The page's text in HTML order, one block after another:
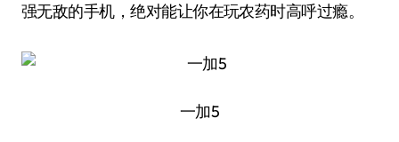
强无敌的手机，绝对能让你在玩农药时高呼过瘾。
一加5